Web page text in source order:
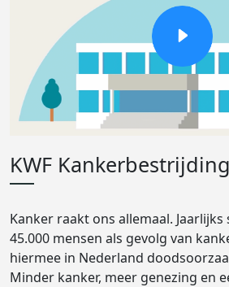
KWF Kankerbestrijding
Kanker raakt ons allemaal.
45.000 mensen als gevolg van
hiermee in Nederland
Minder kanker, meer genezing en